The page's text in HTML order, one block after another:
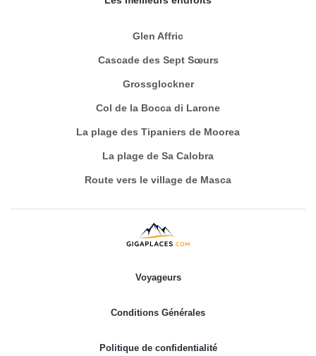
Glen Affric
Cascade des Sept Sœurs
Grossglockner
Col de la Bocca di Larone
La plage des Tipaniers de Moorea
La plage de Sa Calobra
Route vers le village de Masca
Voyageurs
Conditions Générales
Politique de confidentialité